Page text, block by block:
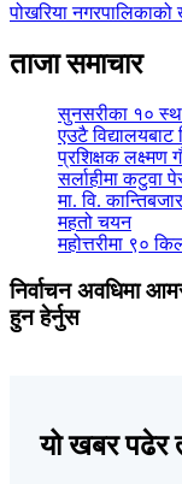
पोखरिया
ताजा समाचार
सुनसरीका १०
एउटै
प्रशिक्षक लक्ष्मण
सर्लाहीमा कटुवा
मा. वि.
महतो चयन
महोत्तरीमा ९०
निर्वाचन अवधिमा
हुन हेर्नुस
यो खबर पढेर